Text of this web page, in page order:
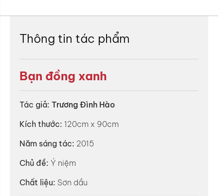
Thông tin tác phẩm
Bạn đồng xanh
Tác giả: Trương Đình Hào
Kích thước: 120cm x 90cm
Năm sáng tác: 2015
Chủ đề: Ý niệm
Chất liệu: Sơn dầu